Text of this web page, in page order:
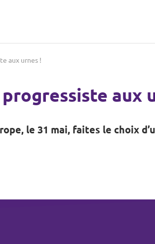
aux urnes !
aux
le 31 mai, faites le choix